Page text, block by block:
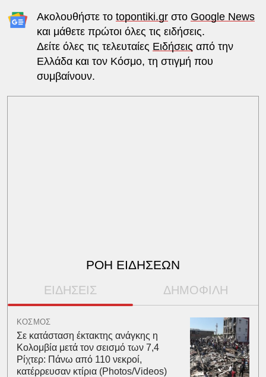
Ακολουθήστε το topontiki.grστο Google News
και μάθετε πρώτοι όλες τις ειδήσεις.
Δείτε όλες τις τελευταίες Ειδήσεις από την
Ελλάδα και τον Κόσμο, τη στιγμή που
συμβαίνουν.
ΡΟΗ ΕΙΔΗΣΕΩΝ
ΕΙΔΗΣΕΙΣ ΔΗΜΟΦΙΛΗ
ΚΟΣΜΟΣ
Σε κατάσταση έκτακτης ανάγκης η
Κολομβία μετά τον σεισμό των 7,4
Ρίχτερ: Πάνω από 110 νεκροί,
κατέρρευσαν κτίρια (Photos/Videos)